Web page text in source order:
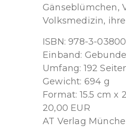
Gänseblümchen,
Volksmedizin,
ISBN: 978-3-
Einband:
Umfang: 192
Gewicht: 694 g
Format: 15.5 cm x
20,00 EUR
AT Verlag